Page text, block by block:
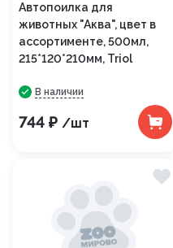
Автопоилка для
животных "Аква", цвет в
ассортименте, 500мл,
215*120*210мм, Triol
В наличии
744 ₽ /шт